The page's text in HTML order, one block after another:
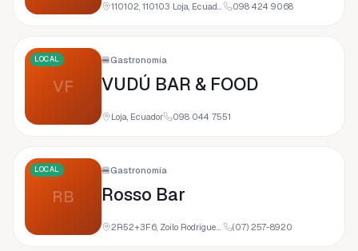
110102, 110103 Loja, Ecuador 098 424 9068
VF
LOCAL 🍔Gastronomía
VUDÚ BAR & FOOD
Loja, Ecuador 098 044 7551
RB
LOCAL 🍔Gastronomía
Rosso Bar
2R52+3F6, Zoilo Rodriguez, Loja, Ecuador (07) 257-8920